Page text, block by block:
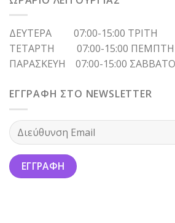
ΔΕΥΤΕΡΑ 07:00-15:00 ΤΡΙΤΗ
ΤΕΤΑΡΤΗ 07:00-15:00
ΠΑΡΑΣΚΕΥΗ 07:00-15:00
ΕΓΓΡΑΦΗ ΣΤΟ NEWSLETTER